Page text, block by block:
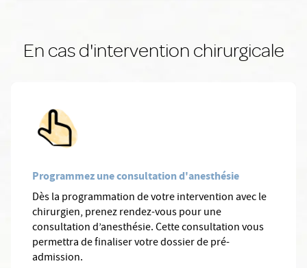
En cas d'intervention chirurgicale
Programmez une consultation d'anesthésie
Dès la programmation de votre intervention avec le
chirurgien, prenez rendez-vous pour une
consultation d’anesthésie. Cette consultation vous
permettra de finaliser votre dossier de pré-
admission.